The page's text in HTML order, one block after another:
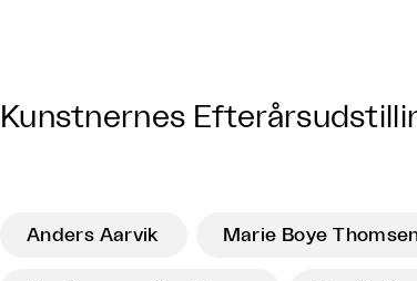
Kunstnernes
Anders Aarvik Marie Boye